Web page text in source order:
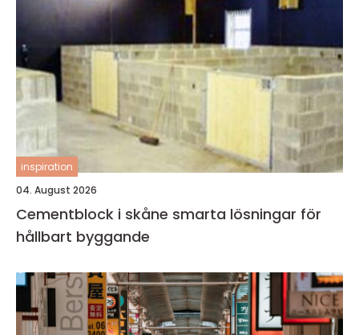
inspiration
04. August 2026
Cementblock i skåne smarta lösningar för
hållbart byggande